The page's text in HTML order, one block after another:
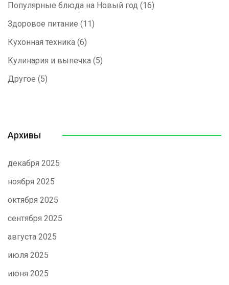
Популярные блюда на Новый год (16)
Здоровое питание (11)
Кухонная техника (6)
Кулинария и выпечка (5)
Другое (5)
Архивы
декабря 2025
ноября 2025
октября 2025
сентября 2025
августа 2025
июля 2025
июня 2025